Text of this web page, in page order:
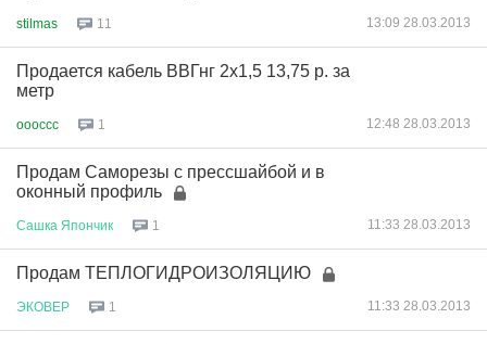
stilmas 11 13:09 28.03.2013
Продается кабель ВВГнг 2х1,5 13,75 р. за
метр
oooccc 1 12:48 28.03.2013
Продам Саморезы с прессшайбой и в
оконный профиль
Сашка Япончик 1 11:33 28.03.2013
Продам ТЕПЛОГИДРОИЗОЛЯЦИЮ
ЭКОВЕР 1 11:33 28.03.2013